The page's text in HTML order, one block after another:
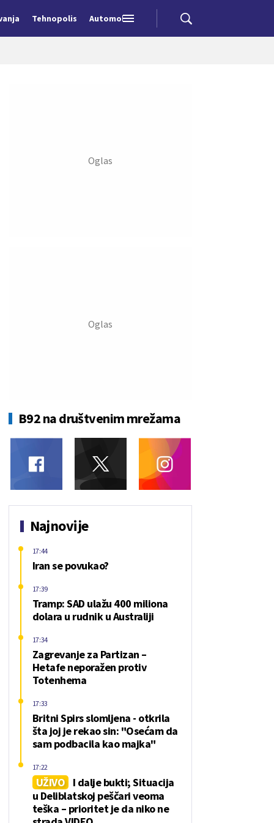
Tehnopolis Automobili
B92 na društvenim mrežama
Najnovije
Iran se povukao?
17:44
Tramp: SAD ulažu 400 miliona
dolara u rudnik u Australiji
17:39
Zagrevanje za Partizan –
Hetafe neporažen protiv
Totenhema
17:34
Britni Spirs slomljena - otkrila
šta joj je rekao sin: "Osećam da
sam podbacila kao majka"
17:33
UŽIVO
I dalje bukti; Situacija
u Deliblatskoj peščari veoma
teška – prioritet je da niko ne
17:22